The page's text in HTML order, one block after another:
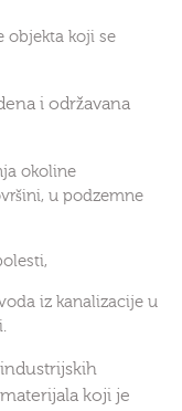
objekta koji se
i održavana
okoline
u podzemne
iz kanalizacije u
koji je